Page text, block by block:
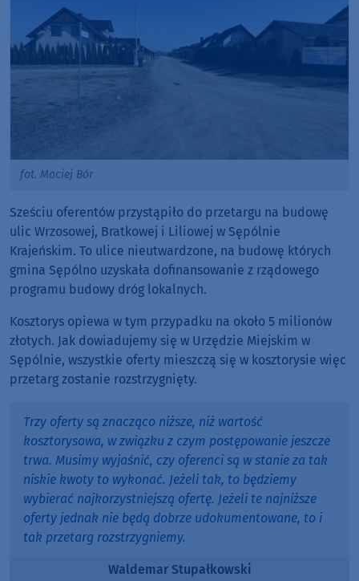
fot. Maciej Bór
Sześciu oferentów przystąpiło do przetargu na budowę
ulic Wrzosowej, Bratkowej i Liliowej w Sępólnie
Krajeńskim. To ulice nieutwardzone, na budowę których
gmina Sępólno uzyskała dofinansowanie z rządowego
programu budowy dróg lokalnych.
Kosztorys opiewa w tym przypadku na około 5 milionów
złotych. Jak dowiadujemy się w Urzędzie Miejskim w
Sępólnie, wszystkie oferty mieszczą się w kosztorysie więc
przetarg zostanie rozstrzygnięty.
Trzy oferty są znacząco niższe, niż wartość
kosztorysowa, w związku z czym postępowanie jeszcze
trwa. Musimy wyjaśnić, czy oferenci są w stanie za tak
niskie kwoty to wykonać. Jeżeli tak, to będziemy
wybierać najkorzystniejszą ofertę. Jeżeli te najniższe
oferty jednak nie będą dobrze udokumentowane, to i
tak przetarg rozstrzygniemy.
Waldemar Stupałkowski